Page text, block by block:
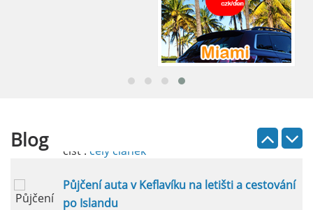
Blog
Pronájem auta na letišti Lefkada: Kompletní
Půjčení auta na letišti Lefkada je skvělý
číst : celý článek
Půjčení auta v Keflavíku na letišti a cestování
po Islandu